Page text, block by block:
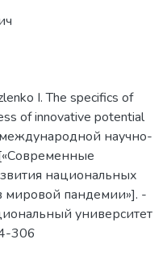
I. The specifics of
of innovative potential
научно-
национальных
мировой пандемии»]. -
университет
306